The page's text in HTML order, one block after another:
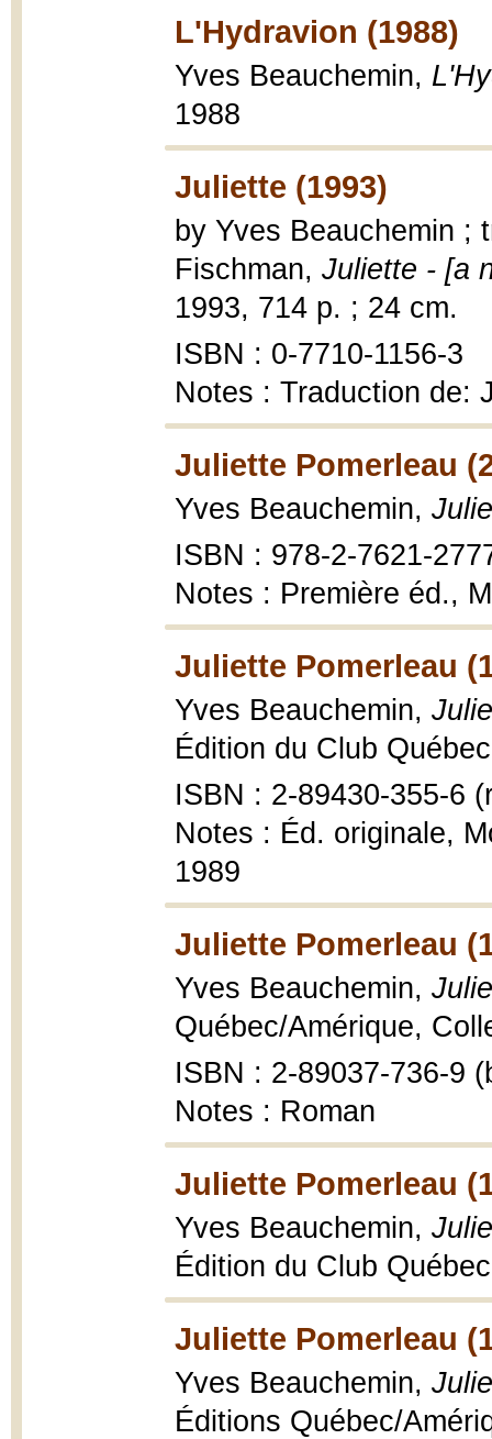
L'Hydravion (1988)
Yves Beauchemin,
1988
Juliette (1993)
by Yves Beauchemin ;
Fischman, Juliette - [a
1993, 714 p. ; 24 cm.
ISBN : 0-7710-1156-3
Notes : Traduction de:
Juliette Pomerleau
Yves Beauchemin,
ISBN : 978-2-7621-
Notes : Première éd.,
Juliette Pomerleau
Yves Beauchemin,
Édition du Club
ISBN : 2-89430-355-6
Notes : Éd. originale,
1989
Juliette Pomerleau
Yves Beauchemin,
Québec/Amérique,
ISBN : 2-89037-736-9
Notes : Roman
Juliette Pomerleau
Yves Beauchemin,
Édition du Club
Juliette Pomerleau
Yves Beauchemin,
Éditions Québec/